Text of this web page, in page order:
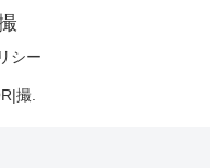
シー
撮.